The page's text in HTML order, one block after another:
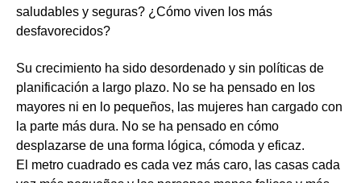
saludables y seguras? ¿Cómo viven los más
desfavorecidos?
Su crecimiento ha sido desordenado y sin políticas de
planificación a largo plazo. No se ha pensado en los
mayores ni en lo pequeños, las mujeres han cargado con
la parte más dura. No se ha pensado en cómo
desplazarse de una forma lógica, cómoda y eficaz.
El metro cuadrado es cada vez más caro, las casas cada